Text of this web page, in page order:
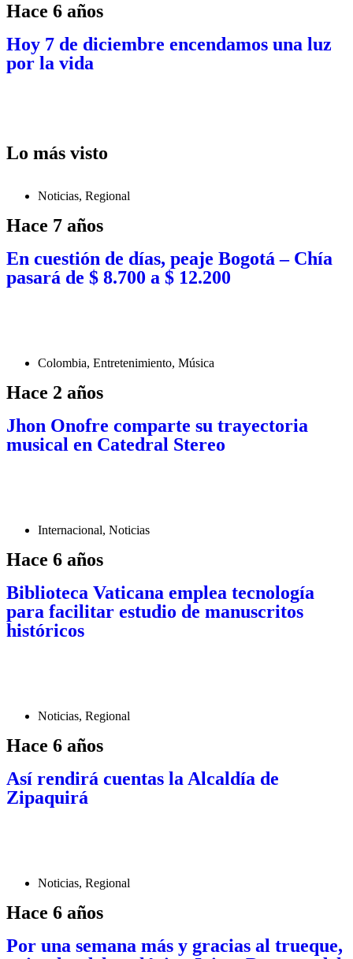
Hace 6 años
Hoy 7 de diciembre encendamos una luz
por la vida
Lo más visto
Noticias, Regional
Hace 7 años
En cuestión de días, peaje Bogotá – Chía
pasará de $ 8.700 a $ 12.200
Colombia, Entretenimiento, Música
Hace 2 años
Jhon Onofre comparte su trayectoria
musical en Catedral Stereo
Internacional, Noticias
Hace 6 años
Biblioteca Vaticana emplea tecnología
para facilitar estudio de manuscritos
históricos
Noticias, Regional
Hace 6 años
Así rendirá cuentas la Alcaldía de
Zipaquirá
Noticias, Regional
Hace 6 años
Por una semana más y gracias al trueque,